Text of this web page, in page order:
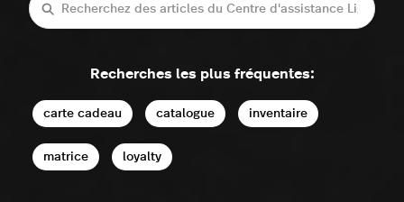
Recherche
Recherches les plus fréquentes:
carte cadeau catalogue inventaire
matrice loyalty